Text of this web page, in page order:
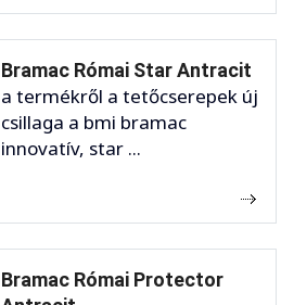
Bramac Római Star Antracit
a termékről a tetőcserepek új
csillaga a bmi bramac
innovatív, star ...
Bramac Római Protector